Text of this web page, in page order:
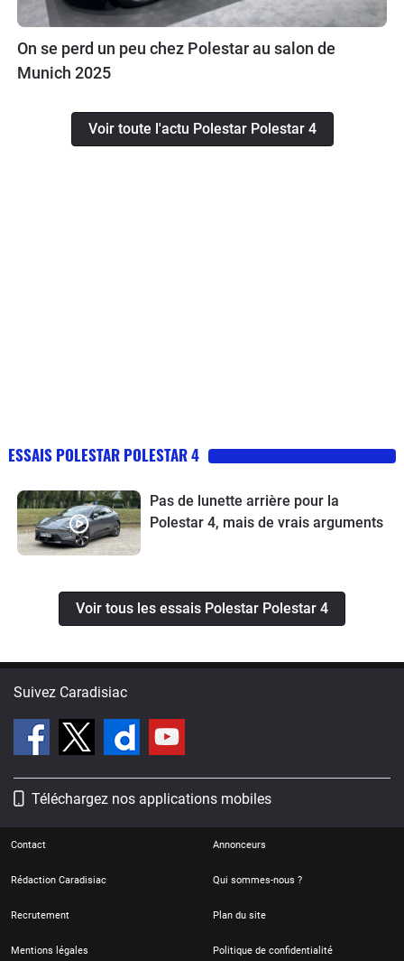
On se perd un peu chez Polestar au salon de
Munich 2025
Voir toute l'actu Polestar Polestar 4
ESSAIS POLESTAR POLESTAR 4
Pas de lunette arrière pour la
Polestar 4, mais de vrais arguments
Voir tous les essais Polestar Polestar 4
Suivez Caradisiac
Téléchargez nos applications mobiles
Contact Annonceurs
Rédaction Caradisiac Qui sommes-nous ?
Recrutement Plan du site
Mentions légales Politique de confidentialité